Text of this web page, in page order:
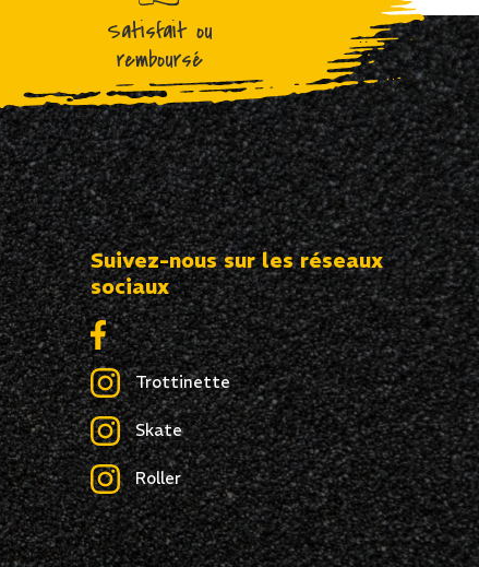
Satisfait ou
remboursé
Suivez-nous sur les réseaux
sociaux
Trottinette
Skate
Roller